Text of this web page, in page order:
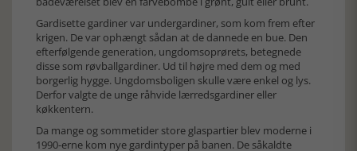
Gardisette gardiner var undergardiner, som kom frem efter
krigen. De var ophængt sådan at de dannede en bue. Den
efterfølgende generation, ungdomsoprørets, betegnede
disse som røvballgardiner. Ud til højre med dem og med
borgerlig hygge. Ungdomsboligen skulle være enkel og lys.
Derfor valgte de unge råhvide lærredsgardiner eller
køkkentern.
Da mange og sommetider store glaspartier blev moderne i
1990-erne kom nye gardintyper på banen. De såkaldte